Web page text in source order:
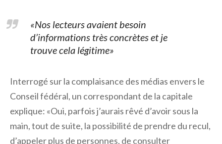
«Nos lecteurs avaient besoin
d’informations très concrètes et je
trouve cela légitime»
Interrogé sur la complaisance des médias envers le
Conseil fédéral, un correspondant de la capitale
explique: «Oui, parfois j’aurais rêvé d’avoir sous la
main, tout de suite, la possibilité de prendre du recul,
d’appeler plus de personnes, de consulter